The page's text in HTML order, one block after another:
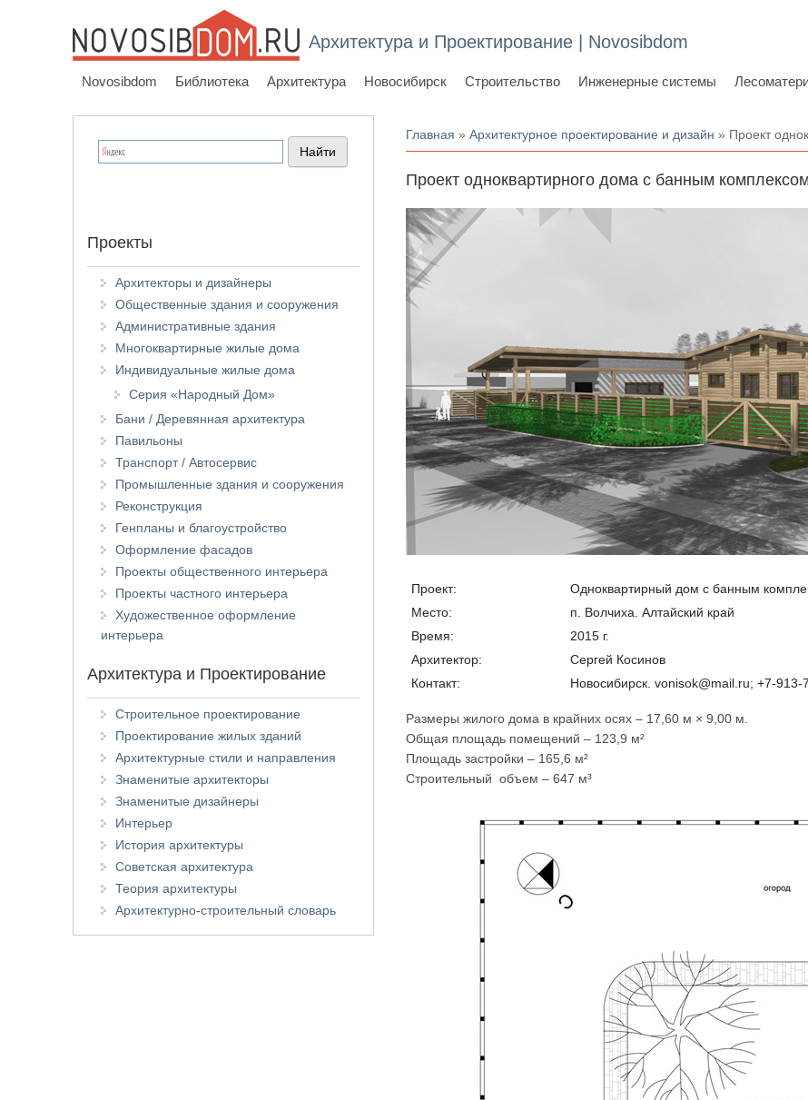
Архитектура и Проектирование | Novosibdom
Novosibdom Библиотека Архитектура Новосибирск Строительство Инженерные системы
Вы здесь
Главная »Архитектурное проектирование и дизайн » Проект
Проект одноквартирного дома с банным
Проект:
Одноквартирный дом с банным
Место:
п. Волчиха. Алтайский край
Время:
2015 г.
Архитектор:
Сергей Косинов
Контакт:
Новосибирск. vonisok@mail.ru; +7-913-
Размеры жилого дома в крайних осях– 17,60 м × 9,00 м.
Общая площадь помещений – 123,9 м²
Площадь застройки – 165,6 м²
Строительный объем– 647 м³
Проекты
Архитекторы и дизайнеры
Общественные здания и сооружения
Административные здания
Многоквартирные жилые дома
Индивидуальные жилые дома
Серия «Народный Дом»
Бани / Деревянная архитектура
Павильоны
Транспорт / Автосервис
Промышленные здания и сооружения
Реконструкция
Генпланы и благоустройство
Оформление фасадов
Проекты общественного интерьера
Проекты частного интерьера
Художественное оформление
интерьера
Архитектура и Проектирование
Строительное проектирование
Проектирование жилых зданий
Архитектурные стили и направления
Знаменитые архитекторы
Знаменитые дизайнеры
Интерьер
История архитектуры
Советская архитектура
Теория архитектуры
Архитектурно-строительный словарь